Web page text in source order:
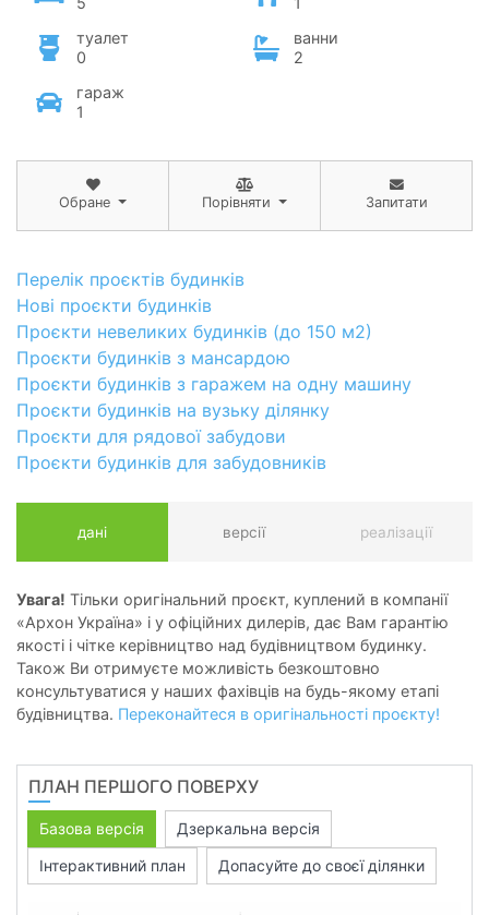
туалет
0
ванни
2
гараж
1
Обране Порівняти Запитати
Перелік проєктів будинків
Нові проєкти будинків
Проєкти невеликих будинків (до 150 м2)
Проєкти будинків з мансардою
Проєкти будинків з гаражем на одну машину
Проєкти будинків на вузьку ділянку
Проєкти для рядової забудови
Проєкти будинків для забудовників
дані версії реалізації
Увага! Тільки оригінальний проєкт, куплений в компанії
«Архон Україна» і у офіційних дилерів, дає Вам гарантію
якості і чітке керівництво над будівництвом будинку.
Також Ви отримуєте можливість безкоштовно
консультуватися у наших фахівців на будь-якому етапі
будівництва. Переконайтеся в оригінальності проєкту!
ПЛАН ПЕРШОГО ПОВЕРХУ
Базова версія
Дзеркальна версія
Інтерактивний план
Допасуйте до своєї ділянки